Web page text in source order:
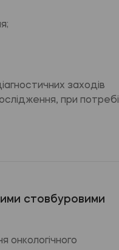
заходів
при потребі
стовбуровими
онкологічного